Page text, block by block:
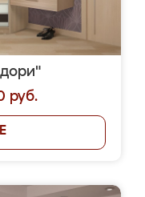
руб.